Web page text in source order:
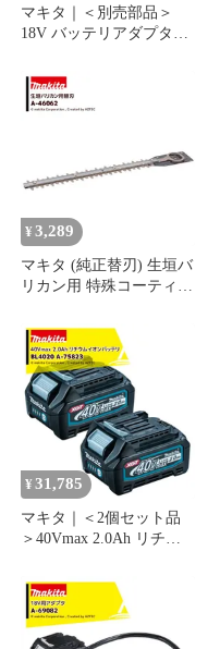
マキタ｜＜別売部品＞
18V バッテリアダプタ
リボタン側コード
¥ 3,289
マキタ (純正替刃) 生垣バ
リカン用 特殊コーティン
刃 A-46062
¥ 31,785
マキタ｜＜2個セット品
＞40Vmax 2.0Ah リチウ
BL4020 A-75823 バッテリ
ー残量表示付き ＜純正・
箱付＞